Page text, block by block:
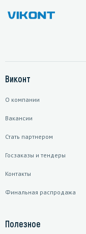
Виконт
О компании
Вакансии
Стать партнером
Госзаказы и тендеры
Контакты
Финальная распродажа
Полезное